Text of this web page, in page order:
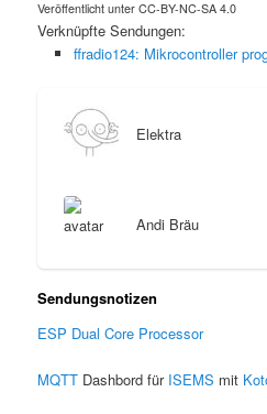
Veröffentlicht unter CC-BY-NC-SA 4.0
Verknüpfte Sendungen:
ffradio124: Mikrocontroller
Elektra
Andi Bräu
Sendungsnotizen
ESP Dual Core Processor
MQTT Dashbord für ISEMS mit